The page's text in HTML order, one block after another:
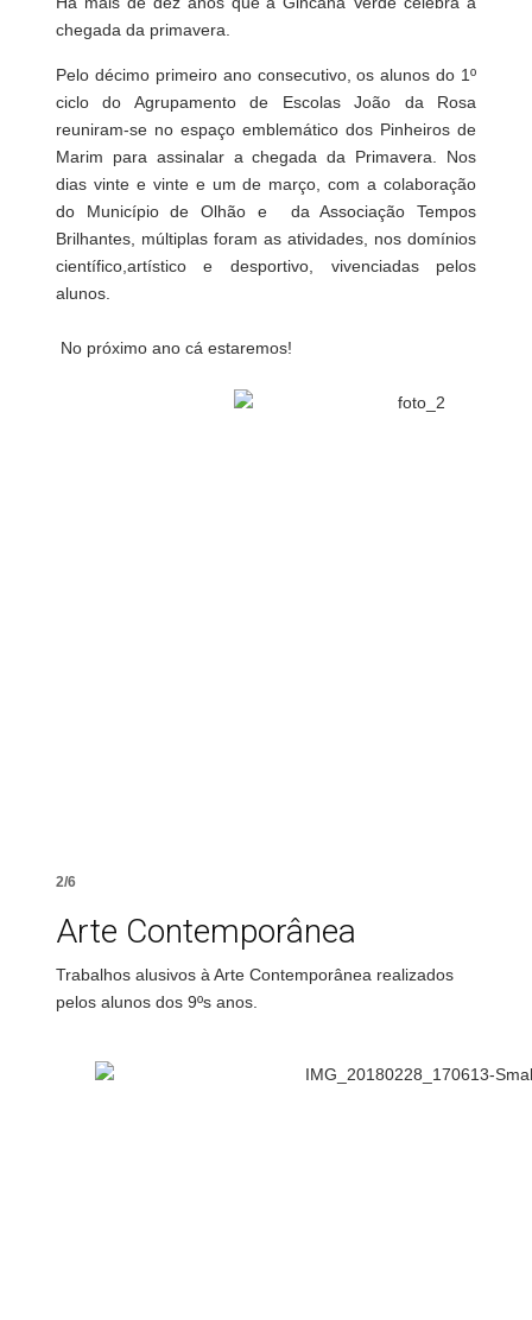
chegada da primavera.
Pelo décimo primeiro ano consecutivo, os alunos do 1º
ciclo do Agrupamento de Escolas João da Rosa
reuniram-se no espaço emblemático dos Pinheiros de
Marim para assinalar a chegada da Primavera. Nos
dias vinte e vinte e um de março, com a colaboração
do Município de Olhão e da Associação Tempos
Brilhantes, múltiplas foram as atividades, nos domínios
científico,artístico e desportivo, vivenciadas pelos
alunos.
No próximo ano cá estaremos!
2/6
Arte Contemporânea
Trabalhos alusivos à Arte Contemporânea realizados
pelos alunos dos 9ºs anos.